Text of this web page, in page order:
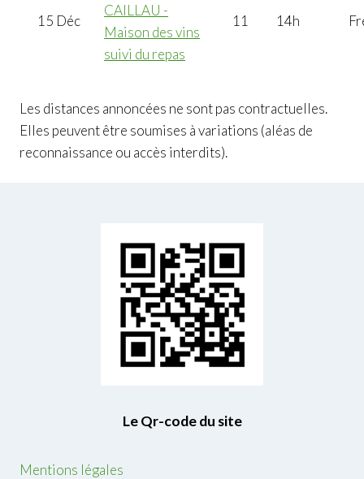
15 Déc
CAILLAU -
Maison des vins
suivi du repas
11 14h
Les distances annoncées ne sont pas contractuelles.
Elles peuvent être soumises à variations (aléas de
reconnaissance ou accès interdits).
Le Qr-code du site
Mentions légales